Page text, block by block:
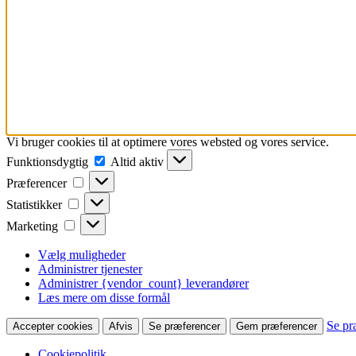
Vi bruger cookies til at optimere vores websted og vores service.
Funktionsdygtig
Funktionsdygtig
Altid aktiv
Præferencer
Præferencer
Statistikker Statistikker
Marketing Marketing
Vælg muligheder
Administrer tjenester
Administrer {vendor_count} leverandører
Læs mere om disse formål
Accepter cookies Afvis Se præferencer Gem præferencer Se